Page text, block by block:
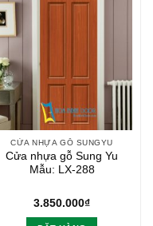
CỬA NHỰA GỖ SUNGYU
Cửa nhựa gỗ Sung Yu
Mẫu: LX-288
3.850.000₫